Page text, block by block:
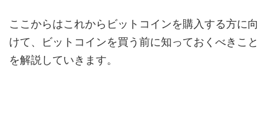
ここからはこれからビットコインを購入する方に向
けて、ビットコインを買う前に知っておくべきこと
を解説していきます。